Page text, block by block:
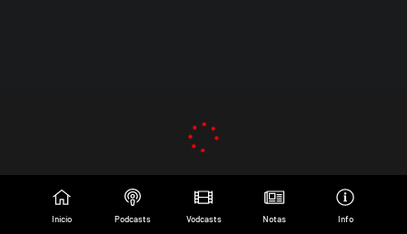
Inicio Podcasts Vodcasts Notas Info